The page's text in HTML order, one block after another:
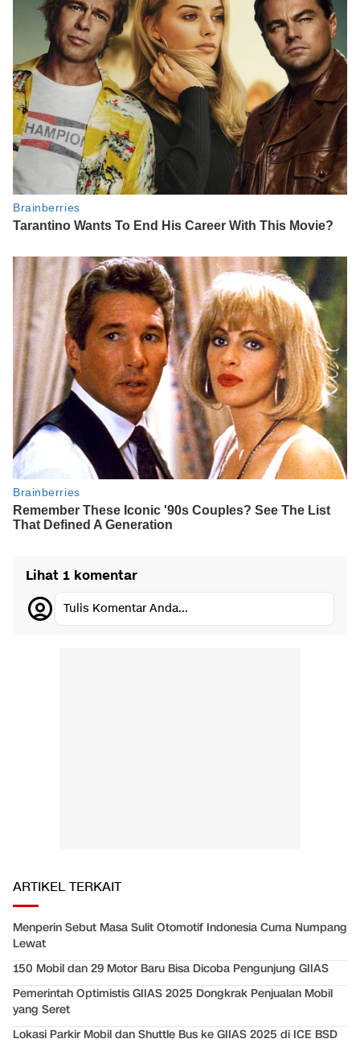
Lihat 1 komentar
Tulis Komentar Anda...
ARTIKEL TERKAIT
Menperin Sebut Masa Sulit Otomotif Indonesia Cuma Numpang
Lewat
150 Mobil dan 29 Motor Baru Bisa Dicoba Pengunjung GIIAS
Pemerintah Optimistis GIIAS 2025 Dongkrak Penjualan Mobil
yang Seret
Lokasi Parkir Mobil dan Shuttle Bus ke GIIAS 2025 di ICE BSD